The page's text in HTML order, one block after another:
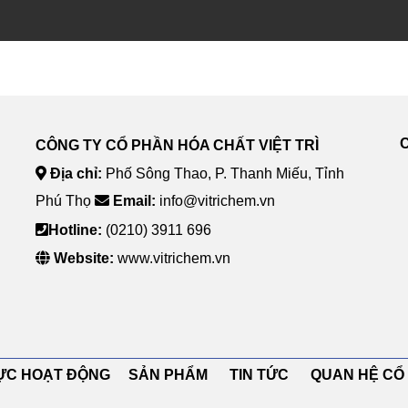
CÔNG TY CỔ PHẦN HÓA CHẤT VIỆT TRÌ
Địa chỉ: Phố Sông Thao, P. Thanh Miếu, Tỉnh
Phú Thọ
Email: info@vitrichem.vn
Hotline: (0210) 3911 696
Website: www.vitrichem.vn
HOẠT ĐỘNG SẢN PHẨM TIN TỨC QUAN HỆ